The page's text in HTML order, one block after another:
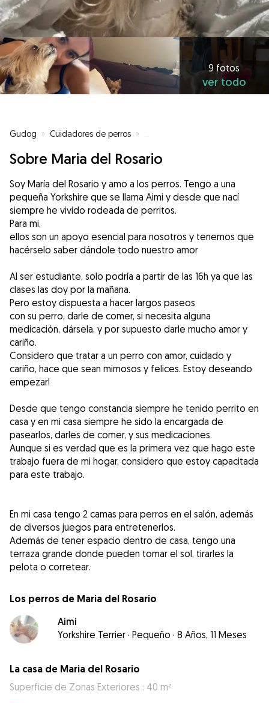
9 fotos
ver todo
Gudog » Cuidadores de perros »
Sobre Maria del Rosario
Soy María del Rosario y amo a los perros. Tengo a una
pequeña Yorkshire que se llama Aimi y desde que nací
siempre he vivido rodeada de perritos.
Para mi,
ellos son un apoyo esencial para nosotros y tenemos que
hacérselo saber dándole todo nuestro amor
Al ser estudiante, solo podría a partir de las 16h ya que las
clases las doy por la mañana.
Pero estoy dispuesta a hacer largos paseos
con su perro, darle de comer, si necesita alguna
medicación, dársela, y por supuesto darle mucho amor y
cariño.
Considero que tratar a un perro con amor, cuidado y
cariño, hace que sean mimosos y felices. Estoy deseando
empezar!
Desde que tengo constancia siempre he tenido perrito en
casa y en mi casa siempre he sido la encargada de
pasearlos, darles de comer, y sus medicaciones.
Aunque si es verdad que es la primera vez que hago este
trabajo fuera de mi hogar, considero que estoy capacitada
para este trabajo.
En mi casa tengo 2 camas para perros en el salón, además
de diversos juegos para entretenerlos.
Además de tener espacio dentro de casa, tengo una
terraza grande donde pueden tomar el sol, tirarles la
pelota o corretear.
Los perros de Maria del Rosario
Aimi
Yorkshire Terrier · Pequeño · 8 Años, 11 Meses
La casa de Maria del Rosario
Superficie de Zonas Exteriores : 40 m²